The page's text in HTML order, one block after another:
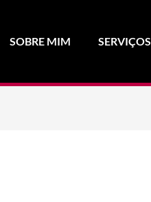
SOBRE MIM SERVIÇOS